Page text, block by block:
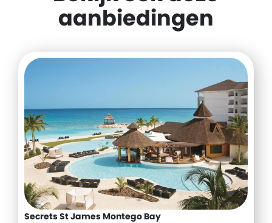
aanbiedingen
Secrets St James Montego Bay